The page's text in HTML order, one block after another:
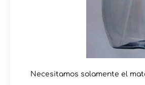
Necesitamos solamente el